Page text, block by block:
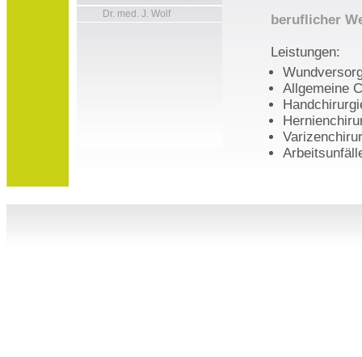
Dr. med. J. Wolf
beruflicher
Leistungen:
Allgemeine